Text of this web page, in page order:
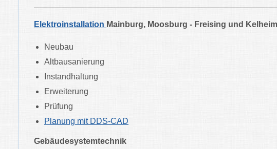
Elektroinstallation Mainburg, Moosburg - Freising und Kelheim
Neubau
Altbausanierung
Instandhaltung
Erweiterung
Prüfung
Planung mit DDS-CAD
Gebäudesystemtechnik